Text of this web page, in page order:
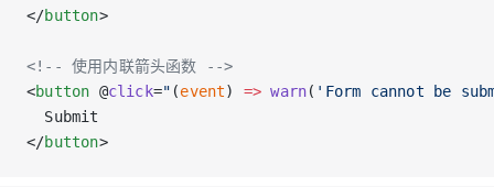
</button>
<!-- 使用内联箭头函数 -->
<button @click=" (event) => warn( 'Form cannot be
  Submit
</button>